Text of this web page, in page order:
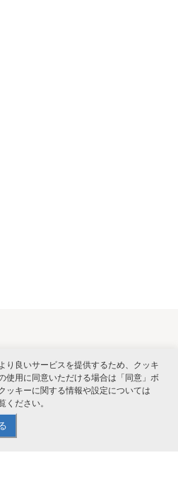
サービス
り良いサービスを提供するため、クッキ
使用に同意いただける場合は「同意」ボ
ッキーに関する情報や設定については
ください。